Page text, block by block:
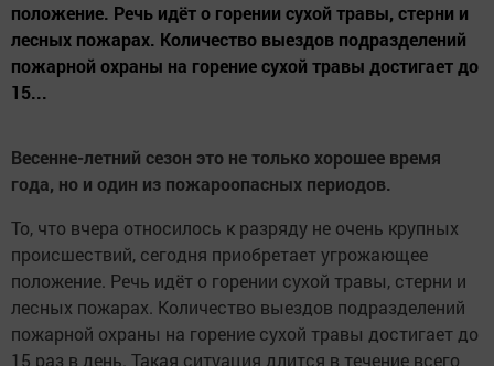
положение. Речь идёт о горении сухой травы, стерни и
лесных пожарах. Количество выездов подразделений
пожарной охраны на горение сухой травы достигает до
15...
Весенне-летний сезон это не только хорошее время
года, но и один из пожароопасных периодов.
То, что вчера относилось к разряду не очень крупных
происшествий, сегодня приобретает угрожающее
положение. Речь идёт о горении сухой травы, стерни и
лесных пожарах. Количество выездов подразделений
пожарной охраны на горение сухой травы достигает до
15 раз в день. Такая ситуация длится в течение всего